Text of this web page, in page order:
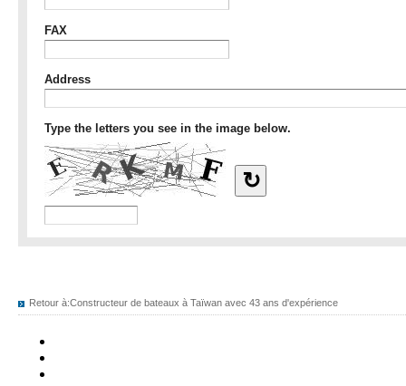
Retour à:Constructeur de bateaux à Taïwan avec 43 ans d'expérience